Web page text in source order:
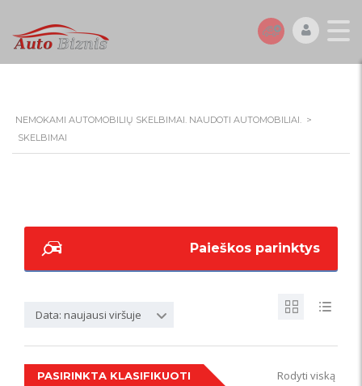
NEMOKAMI AUTOMOBILIŲ SKELBIMAI. NAUDOTI AUTOMOBILIAI. >
SKELBIMAI
Paieškos parinktys
Data: naujausi viršuje
PASIRINKTA KLASIFIKUOTI Rodyti viską